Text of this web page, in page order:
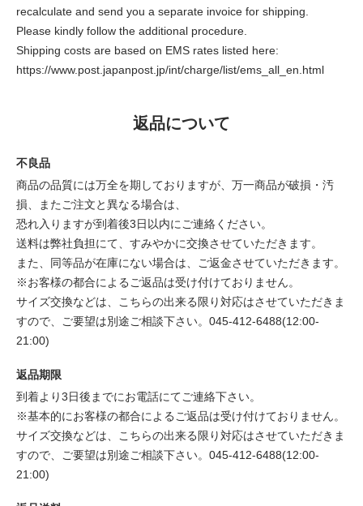
recalculate and send you a separate invoice for shipping.
Please kindly follow the additional procedure.
Shipping costs are based on EMS rates listed here:
https://www.post.japanpost.jp/int/charge/list/ems_all_en.html
返品について
不良品
商品の品質には万全を期しておりますが、万一商品が破損・汚
損、またご注文と異なる場合は、
恐れ入りますが到着後3日以内にご連絡ください。
送料は弊社負担にて、すみやかに交換させていただきます。
また、同等品が在庫にない場合は、ご返金させていただきます。
※お客様の都合によるご返品は受け付けておりません。
サイズ交換などは、こちらの出来る限り対応はさせていただきま
すので、ご要望は別途ご相談下さい。045-412-6488(12:00-
21:00)
返品期限
到着より3日後までにお電話にてご連絡下さい。
※基本的にお客様の都合によるご返品は受け付けておりません。
サイズ交換などは、こちらの出来る限り対応はさせていただきま
すので、ご要望は別途ご相談下さい。045-412-6488(12:00-
21:00)